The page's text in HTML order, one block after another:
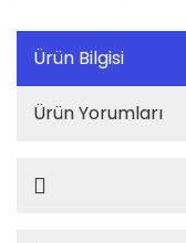
Ürün Bilgisi
Ürün Yorumları